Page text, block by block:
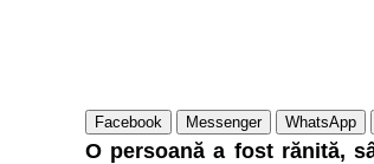
Facebook Messenger WhatsApp
O persoană a fost rănită,